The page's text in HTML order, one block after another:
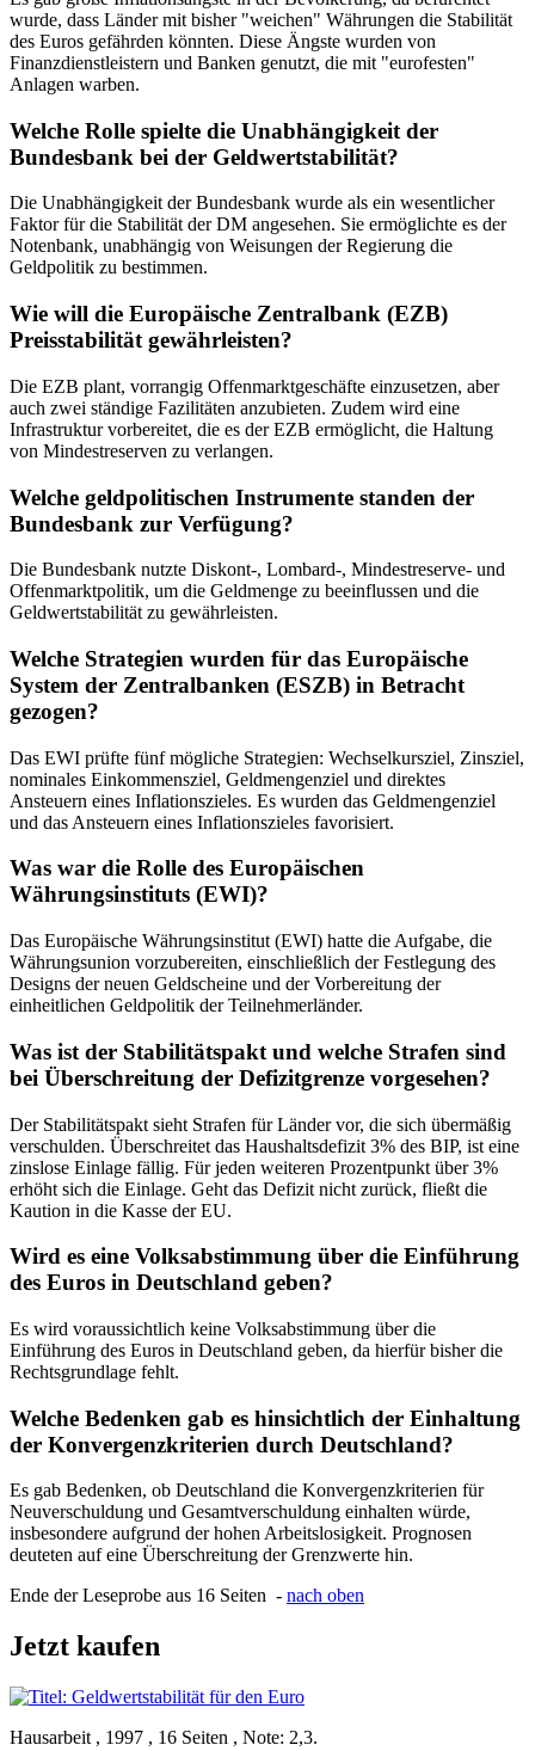
wurde, dass Länder mit bisher "weichen" Währungen die Stabilität
des Euros gefährden könnten. Diese Ängste wurden von
Finanzdienstleistern und Banken genutzt, die mit "eurofesten"
Anlagen warben.
Welche Rolle spielte die Unabhängigkeit der
Bundesbank bei der Geldwertstabilität?
Die Unabhängigkeit der Bundesbank wurde als ein wesentlicher
Faktor für die Stabilität der DM angesehen. Sie ermöglichte es der
Notenbank, unabhängig von Weisungen der Regierung die
Geldpolitik zu bestimmen.
Wie will die Europäische Zentralbank (EZB)
Preisstabilität gewährleisten?
Die EZB plant, vorrangig Offenmarktgeschäfte einzusetzen, aber
auch zwei ständige Fazilitäten anzubieten. Zudem wird eine
Infrastruktur vorbereitet, die es der EZB ermöglicht, die Haltung
von Mindestreserven zu verlangen.
Welche geldpolitischen Instrumente standen der
Bundesbank zur Verfügung?
Die Bundesbank nutzte Diskont-, Lombard-, Mindestreserve- und
Offenmarktpolitik, um die Geldmenge zu beeinflussen und die
Geldwertstabilität zu gewährleisten.
Welche Strategien wurden für das Europäische
System der Zentralbanken (ESZB) in Betracht
gezogen?
Das EWI prüfte fünf mögliche Strategien: Wechselkursziel, Zinsziel,
nominales Einkommensziel, Geldmengenziel und direktes
Ansteuern eines Inflationszieles. Es wurden das Geldmengenziel
und das Ansteuern eines Inflationszieles favorisiert.
Was war die Rolle des Europäischen
Währungsinstituts (EWI)?
Das Europäische Währungsinstitut (EWI) hatte die Aufgabe, die
Währungsunion vorzubereiten, einschließlich der Festlegung des
Designs der neuen Geldscheine und der Vorbereitung der
einheitlichen Geldpolitik der Teilnehmerländer.
Was ist der Stabilitätspakt und welche Strafen sind
bei Überschreitung der Defizitgrenze vorgesehen?
Der Stabilitätspakt sieht Strafen für Länder vor, die sich übermäßig
verschulden. Überschreitet das Haushaltsdefizit 3% des BIP, ist eine
zinslose Einlage fällig. Für jeden weiteren Prozentpunkt über 3%
erhöht sich die Einlage. Geht das Defizit nicht zurück, fließt die
Kaution in die Kasse der EU.
Wird es eine Volksabstimmung über die Einführung
des Euros in Deutschland geben?
Es wird voraussichtlich keine Volksabstimmung über die
Einführung des Euros in Deutschland geben, da hierfür bisher die
Rechtsgrundlage fehlt.
Welche Bedenken gab es hinsichtlich der Einhaltung
der Konvergenzkriterien durch Deutschland?
Es gab Bedenken, ob Deutschland die Konvergenzkriterien für
Neuverschuldung und Gesamtverschuldung einhalten würde,
insbesondere aufgrund der hohen Arbeitslosigkeit. Prognosen
deuteten auf eine Überschreitung der Grenzwerte hin.
Ende der Leseprobe aus 16 Seiten - nach oben
Jetzt kaufen
Hausarbeit , 1997 , 16 Seiten , Note: 2,3.